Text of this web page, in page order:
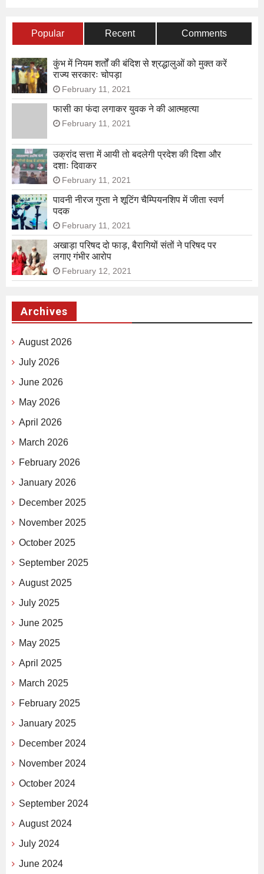
Popular Recent Comments
कुंभ में नियम शर्तों की बंदिश से श्रद्धालुओं को मुक्त करें
राज्य सरकारः चोपड़ा
February 11, 2021
फासी का फंदा लगाकर युवक ने की आत्महत्या
February 11, 2021
उक्रांद सत्ता में आयी तो बदलेगी प्रदेश की दिशा और
दशाः दिवाकर
February 11, 2021
पावनी नीरज गुप्ता ने शूटिंग चैम्पियनशिप में जीता स्वर्ण
पदक
February 11, 2021
अखाड़ा परिषद दो फाड़, बैरागियों संतों ने परिषद पर
लगाए गंभीर आरोप
February 12, 2021
Archives
August 2026
July 2026
June 2026
May 2026
April 2026
March 2026
February 2026
January 2026
December 2025
November 2025
October 2025
September 2025
August 2025
July 2025
June 2025
May 2025
April 2025
March 2025
February 2025
January 2025
December 2024
November 2024
October 2024
September 2024
August 2024
July 2024
June 2024